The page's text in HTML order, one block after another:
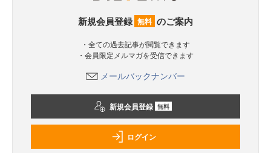
新規会員登録 無料 のご案内
・全ての過去記事が閲覧できます
・会員限定メルマガを受信できます
メールバックナンバー
新規会員登録 無料
ログイン